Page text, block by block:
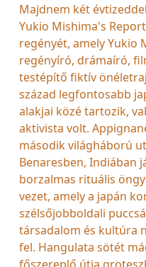
Majdnem két
Yukio Mishima's
regényét, amely Yukio
regényíró, drámaíró,
testépítő fiktív
század legfontosabb
alakjai közé tartozik,
aktivista volt.
második világháború
Benaresben, Indiában
borzalmas rituális
vezet, amely a japán
szélsőjobboldali
társadalom és kultúra
fel. Hangulata sötét